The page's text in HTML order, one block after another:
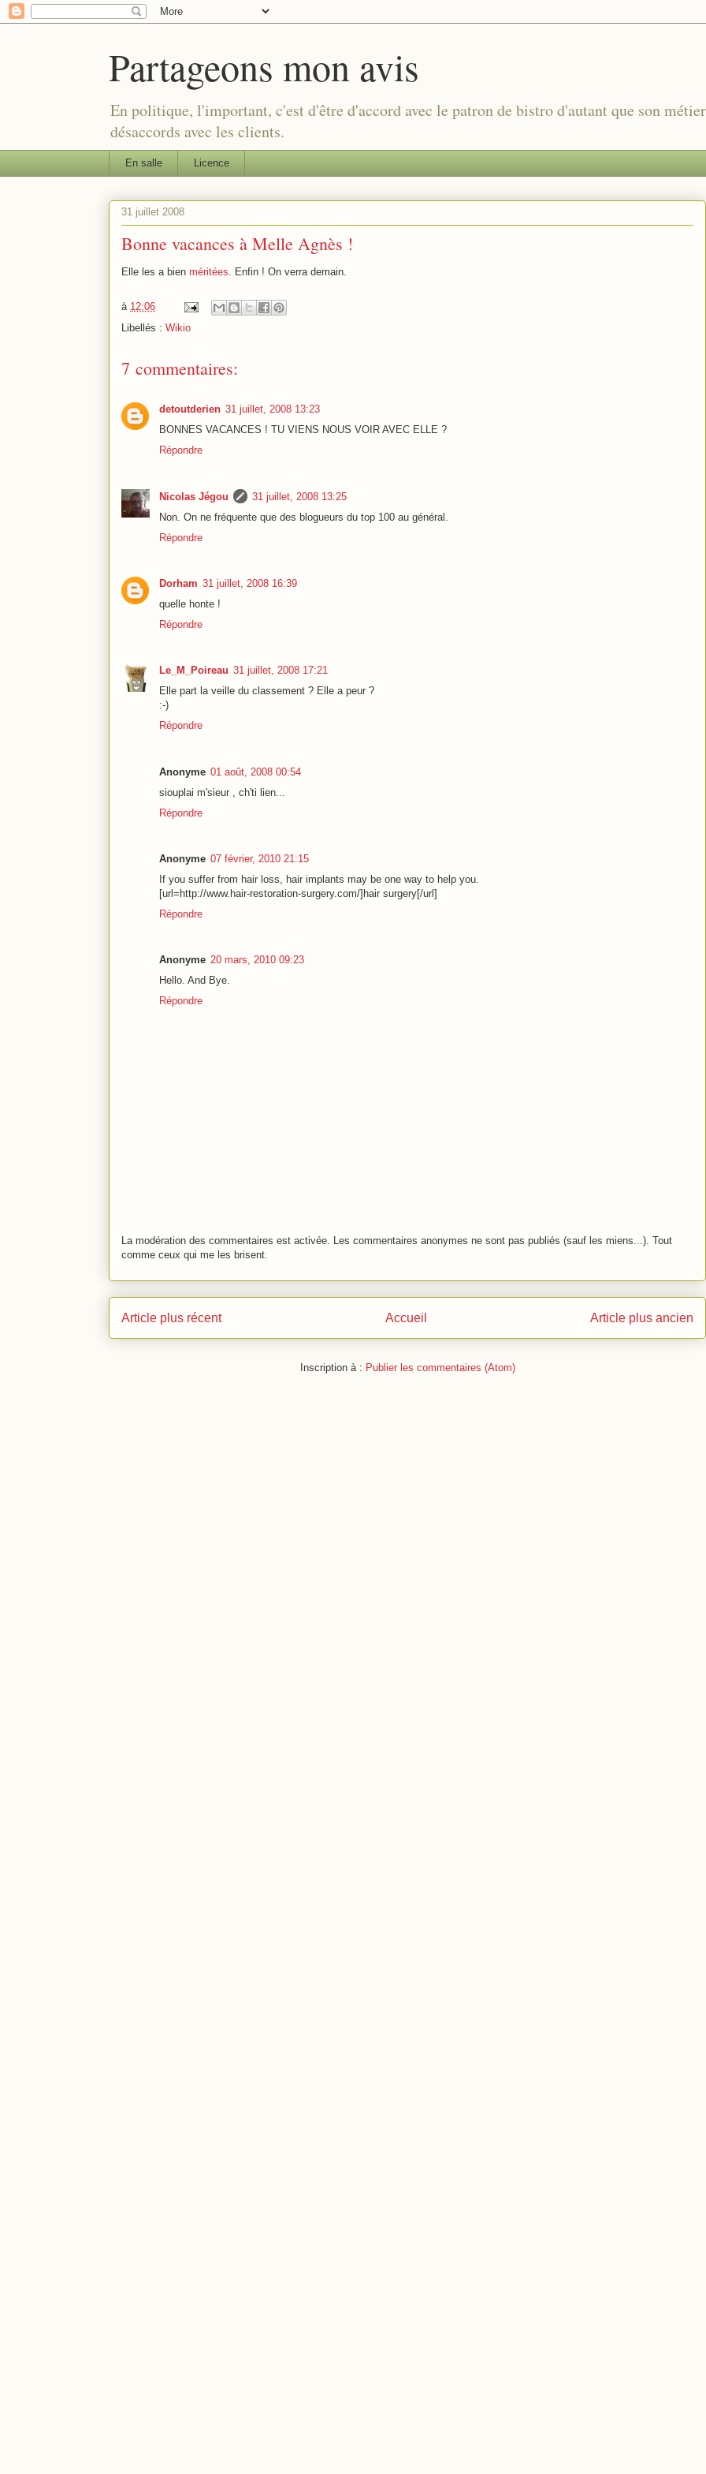
Partageons mon avis
En politique, l'important, c'est d'être d'accord avec le patron de bistro d'autant que son
désaccords avec les clients.
En salle Licence
31 juillet 2008
Bonne vacances à Melle Agnès !
Elle les a bien méritées . Enfin ! On verra demain.
à 12:06
Libellés : Wikio
7 commentaires:
detoutderien 31 juillet, 2008 13:23
BONNES VACANCES ! TU VIENS NOUS VOIR AVEC ELLE ?
Répondre
Nicolas Jégou
31 juillet, 2008 13:25
Non. On ne fréquente que des blogueurs du top 100 au général.
Répondre
Dorham 31 juillet, 2008 16:39
quelle honte !
Répondre
Le_M_Poireau 31 juillet, 2008 17:21
Elle part la veille du classement ? Elle a peur ?
:-)
Répondre
Anonyme 01 août, 2008 00:54
siouplai m'sieur , ch'ti lien...
Répondre
Anonyme 07 février, 2010 21:15
If you suffer from hair loss, hair implants may be one way to help you.
[url=http://www.hair-restoration-surgery.com/]hair surgery[/url]
Répondre
Anonyme 20 mars, 2010 09:23
Hello. And Bye.
Répondre
La modération des commentaires est activée. Les commentaires anonymes ne sont pas publiés (sauf les miens...). Tout
comme ceux qui me les brisent.
Article plus récent Article plus ancien
Accueil
Inscription à : Publier les commentaires (Atom)